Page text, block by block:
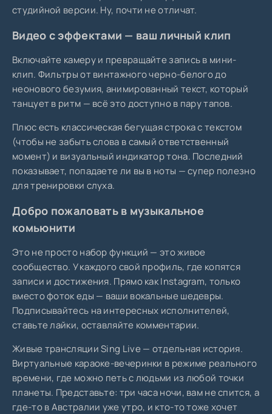
студийной версии. Ну, почти не отличат.
Видео с эффектами — ваш личный клип
Включайте камеру и превращайте запись в мини-
клип. Фильтры от винтажного черно-белого до
неонового безумия, анимированный текст, который
танцует в ритм — всё это доступно в пару тапов.
Плюс есть классическая бегущая строка с текстом
(чтобы не забыть слова в самый ответственный
момент) и визуальный индикатор тона. Последний
показывает, попадаете ли вы в ноты — супер полезно
для тренировки слуха.
Добро пожаловать в музыкальное
комьюнити
Это не просто набор функций — это живое
сообщество. У каждого свой профиль, где копятся
записи и достижения. Прямо как Instagram, только
вместо фоток еды — ваши вокальные шедевры.
Подписывайтесь на интересных исполнителей,
ставьте лайки, оставляйте комментарии.
Живые трансляции Sing Live — отдельная история.
Виртуальные караоке-вечеринки в режиме реального
времени, где можно петь с людьми из любой точки
планеты. Представьте: три часа ночи, вам не спится, а
где-то в Австралии уже утро, и кто-то тоже хочет